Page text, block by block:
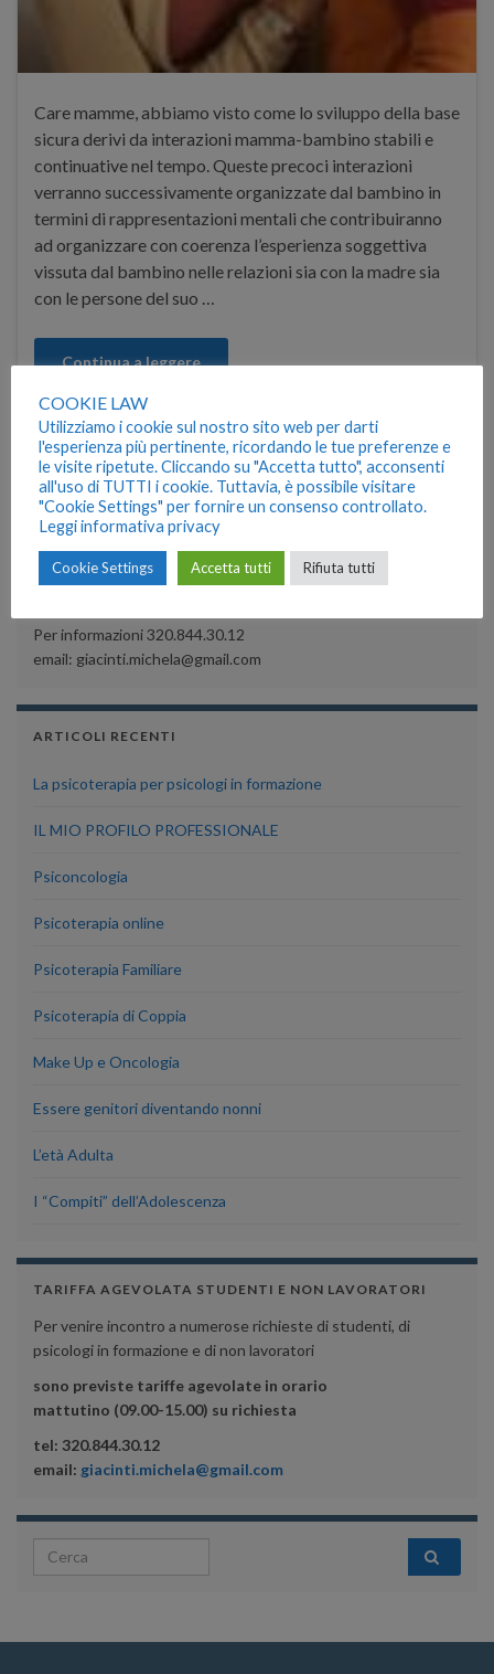
Care mamme, abbiamo visto come lo sviluppo della base
sicura derivi da interazioni mamma-bambino stabili e
continuative nel tempo. Queste precoci interazioni
verranno successivamente organizzate dal bambino in
termini di rappresentazioni mentali che contribuiranno
ad organizzare con coerenza l’esperienza soggettiva
vissuta dal bambino nelle relazioni sia con la madre sia
con le persone del suo …
Continua a leggere
attaccamento evitante,attaccamento sicuro,
attccamento ambivalente,base sicura,strange situation
PSICOTERAPIA ONLINE
DISPONIBILE IL SERVIZIO DI PSICOTERAPIA ONLINE IN
Per informazioni 320.844.30.12
email: giacinti.michela@gmail.com
ARTICOLI RECENTI
La psicoterapia per psicologi in formazione
IL MIO PROFILO PROFESSIONALE
Psiconcologia
Psicoterapia online
Psicoterapia Familiare
Psicoterapia di Coppia
Make Up e Oncologia
Essere genitori diventando nonni
L’età Adulta
I “Compiti” dell’Adolescenza
TARIFFA AGEVOLATA STUDENTI E NON LAVORATORI
Per venire incontro a numerose richieste di studenti, di
psicologi in formazione e di non lavoratori
sono previste tariffe agevolate in orario
mattutino (09.00-15.00) su richiesta
tel: 320.844.30.12
email: giacinti.michela@gmail.com
Search for:
COOKIE LAW
Utilizziamo i cookie sul nostro sito web per darti
l'esperienza più pertinente, ricordando le tue preferenze e
le visite ripetute. Cliccando su "Accetta tutto", acconsenti
all'uso di TUTTI i cookie. Tuttavia, è possibile visitare
"Cookie Settings" per fornire un consenso controllato.
Leggi informativa privacy
Cookie Settings Accetta tutti Rifiuta tutti